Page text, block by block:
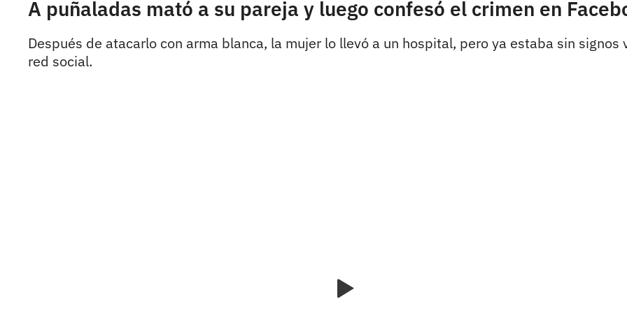
A puñaladas mató a su pareja y luego confesó el crimen en
Después de atacarlo con arma blanca, la mujer lo llevó a un hospital, pero ya estaba sin
red social.